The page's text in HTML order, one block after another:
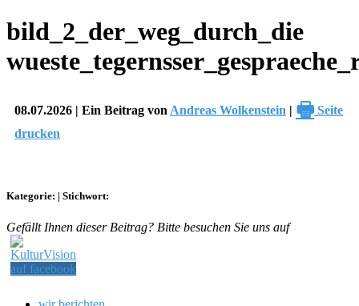
bild_2_der_weg_durch_die
08.07.2026 | Ein Beitrag von Andreas Wolkenstein | 🖶 Seite
drucken
Kategorie: | Stichwort:
Gefällt Ihnen dieser Beitrag? Bitte besuchen Sie uns auf